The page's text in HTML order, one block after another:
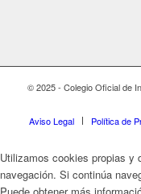
© 2025 - Colegio Oficial de
Aviso Legal Política de
Utilizamos cookies propias y
navegación. Si continúa